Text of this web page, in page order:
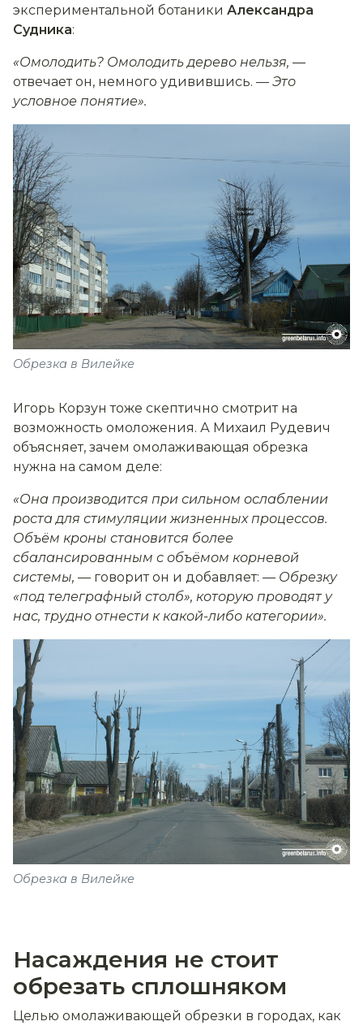
экспериментальной ботаники Александра
Судника:
«Омолодить? Омолодить дерево нельзя, —
отвечает он, немного удивившись. — Это
условное понятие».
Обрезка в Вилейке
Игорь Корзун тоже скептично смотрит на
возможность омоложения. А Михаил Рудевич
объясняет, зачем омолаживающая обрезка
нужна на самом деле:
«Она производится при сильном ослаблении
роста для стимуляции жизненных процессов.
Объём кроны становится более
сбалансированным с объёмом корневой
системы, — говорит он и добавляет: — Обрезку
«под телеграфный столб», которую проводят у
нас, трудно отнести к какой-либо категории».
Обрезка в Вилейке
Насаждения не стоит
обрезать сплошняком
Целью омолаживающей обрезки в городах, как